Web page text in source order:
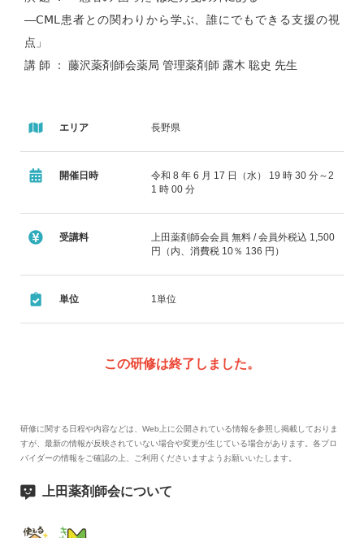
―ⅭⅯⅬ患者との関わりから学ぶ、誰にでもできる支援の視
点」
講 師 ： 藤沢薬剤師会薬局 管理薬剤師 露木 聡史 先生
エリア 長野県
開催日時
令和 8 年 6 月 17 日（水） 19 時 30 分～2
1 時 00 分
受講料
上田薬剤師会会員 無料 / 会員外税込 1,500
円（内、消費税 10％ 136 円）
単位 1単位
この研修は終了しました。
研修に関する日程や内容などは、Web上に公開されている情報を参照し掲載しておりま
すが、最新の情報が反映されていない場合や変更が生じている場合があります。各プロ
バイダーの情報をご確認の上、ご利用くださいますようお願いいたします。
上田薬剤師会について